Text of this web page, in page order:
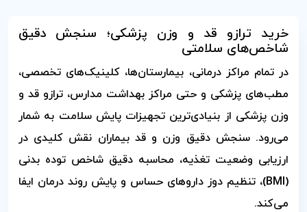
خرید ترازو قد و وزن پزشکی؛ سنجش دقیق
شاخص‌های سلامتی
در تمام مراکز درمانی، بیمارستان‌ها، کلینیک‌های تخصصی،
مطب‌های پزشکی و حتی مراکز بهداشت مدارس، ترازو قد و
وزن پزشکی از بنیادی‌ترین تجهیزات پایش سلامت به شمار
می‌رود. سنجش دقیق وزن و قد بیماران نقش کلیدی در
ارزیابی وضعیت تغذیه، محاسبه دقیق شاخص توده بدنی
(BMI)، تنظیم دوز داروهای حساس و پایش روند درمان ایفا
می‌کند.